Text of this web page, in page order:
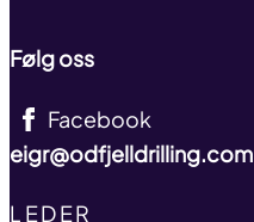
Følg oss
Facebook
eigr@odfjelldrilling.com
TITLE
LEDER